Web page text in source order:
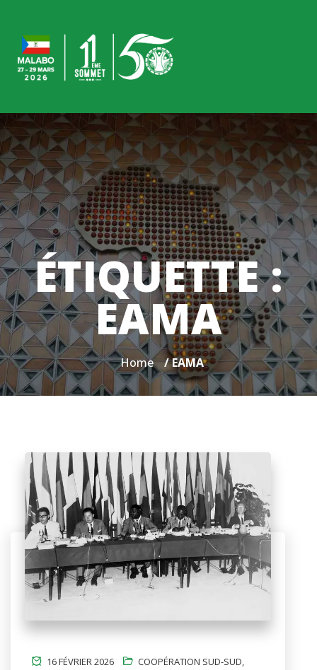
ÉTIQUETTE :
EAMA
Home / EAMA
16 FÉVRIER 2026 COOPÉRATION SUD-SUD,